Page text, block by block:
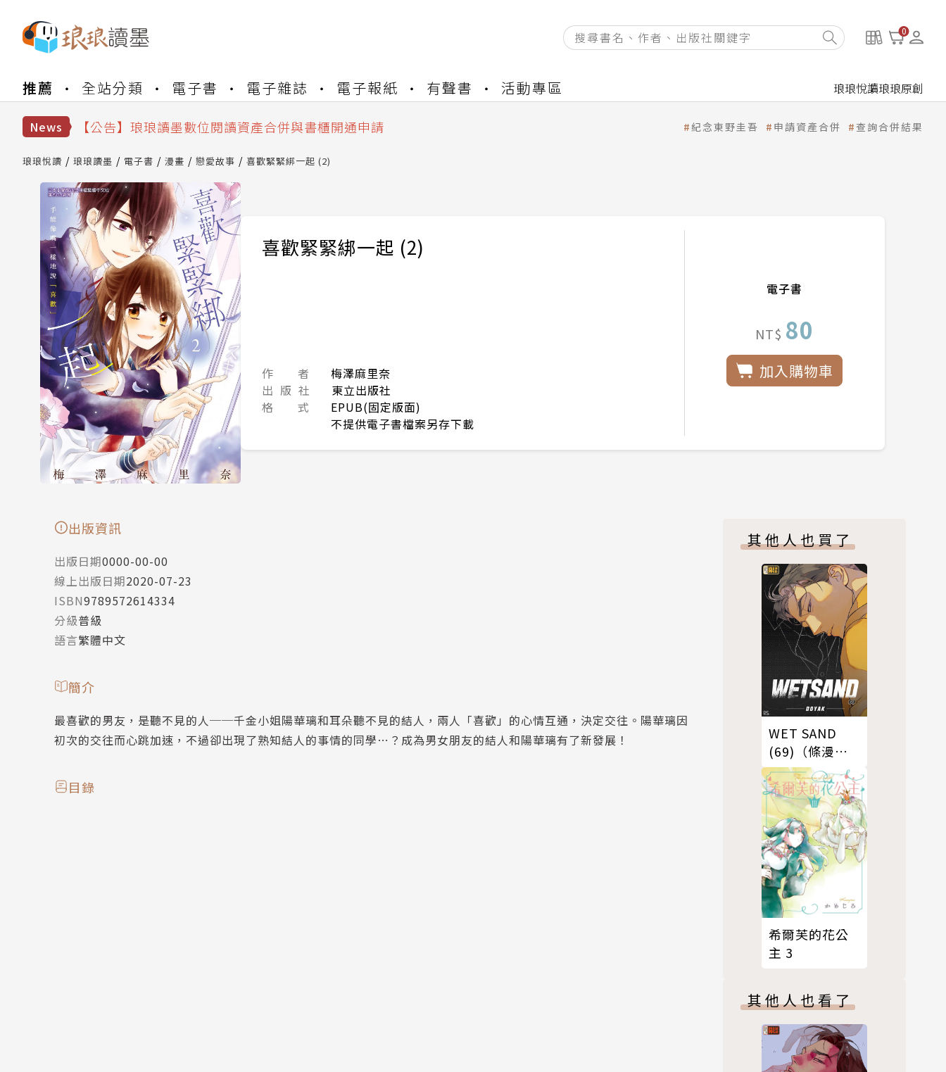
0
推薦 全站分類 電子書 電子雜誌 電子報紙 有聲書 活動專區 琅琅悅讀琅琅原創
News
【公告】琅琅書店服務升級重要說明及資產合併結果查詢
【公告】因 Readmoo 讀墨系統維護中，本站同步暫停部分閱讀服務
【公告】琅琅讀墨數位閱讀資產合併與書櫃開通申請
【公告】琅琅讀墨 3 分鐘完成書櫃開通與資產合併申請圖文教學
【公告】因 Readmoo 讀墨系統維護中，本站同步暫停部分閱讀服務
紀念東野圭吾 申請資產合併 查詢合併結果
琅琅悅讀 琅琅讀墨 電子書 漫畫 戀愛故事 喜歡緊緊綁一起 (2)
喜歡緊緊綁一起 (2)
作 者
梅澤麻里奈
出 版 社
東立出版社
格 式
EPUB(固定版面)
不提供電子書檔案另存下載
電子書
NT$ 80
加入購物車
出版資訊
出版日期0000-00-00
線上出版日期2020-07-23
ISBN9789572614334
分級普級
語言繁體中文
簡介
最喜歡的男友，是聽不見的人──千金小姐陽華璃和耳朵聽不見的結人，兩人「喜歡」的心情互通，決定交往。陽華璃因
初次的交往而心跳加速，不過卻出現了熟知結人的事情的同學…？成為男女朋友的結人和陽華璃有了新發展！
目錄
其他人也買了
WET SAND
(69)（條漫
版）
希爾芙的花公
主 3
其他人也看了